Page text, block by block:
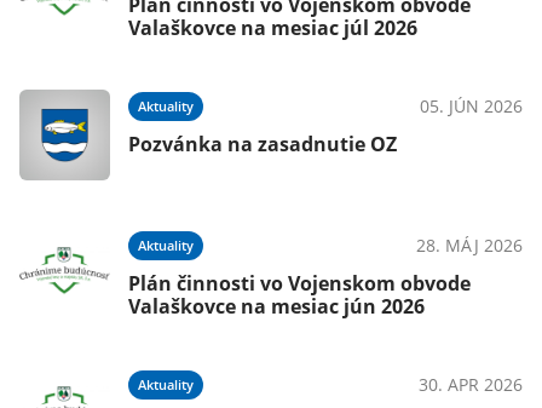
Valaškovce na mesiac júl 2026
Aktuality 05. JÚN 2026
Pozvánka na zasadnutie OZ
Aktuality 28. MÁJ 2026
Plán činnosti vo Vojenskom obvode
Valaškovce na mesiac jún 2026
Aktuality 30. APR 2026